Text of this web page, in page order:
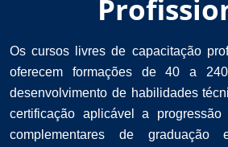
Os cursos livres de capacitação
oferecem formações de 40 a
desenvolvimento de habilidades
certificação aplicável a progressão
complementares de graduação